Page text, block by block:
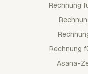
Rechnung
Rechnung
Asana-